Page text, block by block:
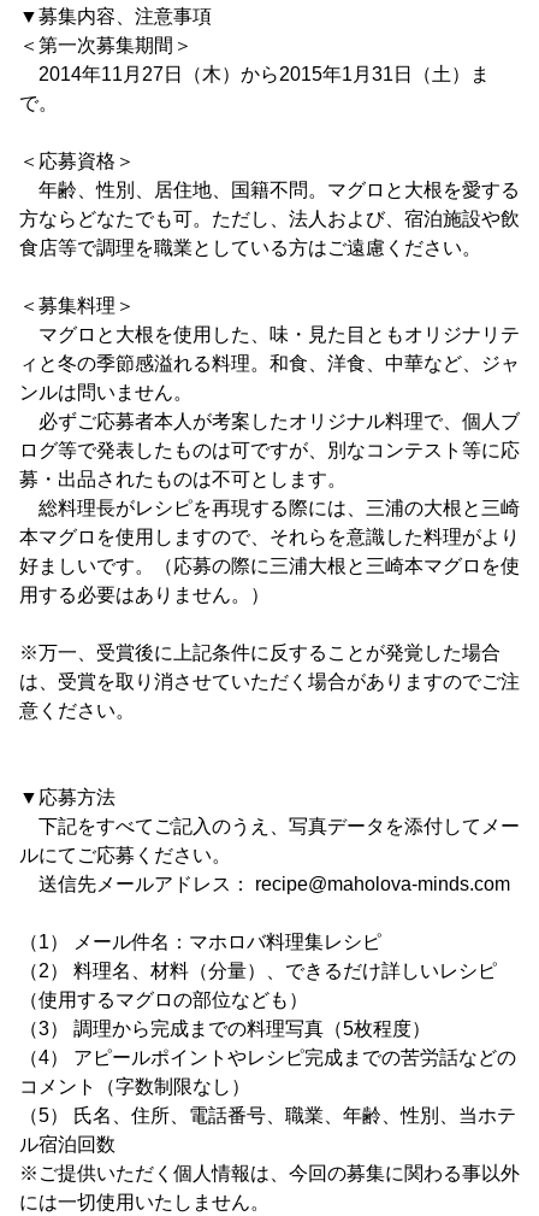
▼募集内容、注意事項
＜第一次募集期間＞
2014年11月27日（木）から2015年1月31日（土）ま
で。
＜応募資格＞
年齢、性別、居住地、国籍不問。マグロと大根を愛する
方ならどなたでも可。ただし、法人および、宿泊施設や飲
食店等で調理を職業としている方はご遠慮ください。
＜募集料理＞
マグロと大根を使用した、味・見た目ともオリジナリテ
ィと冬の季節感溢れる料理。和食、洋食、中華など、ジャ
ンルは問いません。
必ずご応募者本人が考案したオリジナル料理で、個人ブ
ログ等で発表したものは可ですが、別なコンテスト等に応
募・出品されたものは不可とします。
総料理長がレシピを再現する際には、三浦の大根と三崎
本マグロを使用しますので、それらを意識した料理がより
好ましいです。（応募の際に三浦大根と三崎本マグロを使
用する必要はありません。）
※万一、受賞後に上記条件に反することが発覚した場合
は、受賞を取り消させていただく場合がありますのでご注
意ください。
▼応募方法
下記をすべてご記入のうえ、写真データを添付してメー
ルにてご応募ください。
送信先メールアドレス： recipe@maholova-minds.com
（1） メール件名：マホロバ料理集レシピ
（2） 料理名、材料（分量）、できるだけ詳しいレシピ
（使用するマグロの部位なども）
（3） 調理から完成までの料理写真（5枚程度）
（4） アピールポイントやレシピ完成までの苦労話などの
コメント（字数制限なし）
（5） 氏名、住所、電話番号、職業、年齢、性別、当ホテ
ル宿泊回数
※ご提供いただく個人情報は、今回の募集に関わる事以外
には一切使用いたしません。